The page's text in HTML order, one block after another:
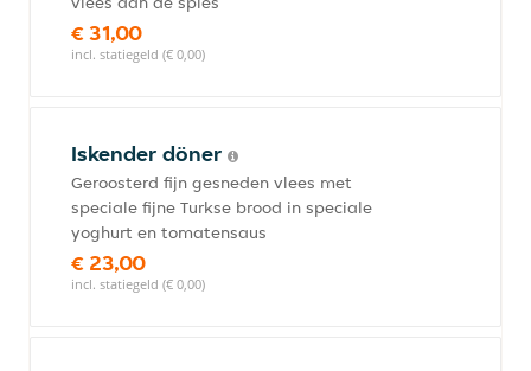
€ 31,00
incl. statiegeld (€ 0,00)
Iskender döner
Geroosterd fijn gesneden vlees met
speciale fijne Turkse brood in speciale
yoghurt en tomatensaus
€ 23,00
incl. statiegeld (€ 0,00)